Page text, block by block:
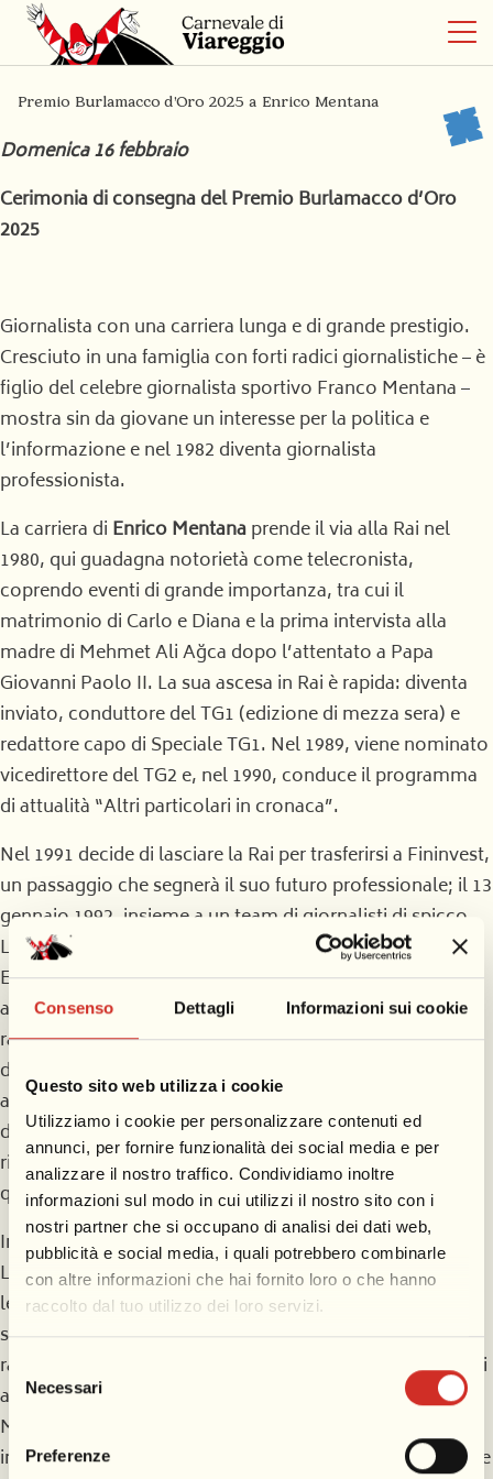
Consenso Dettagli Informazioni sui cookie
Questo sito web utilizza i cookie
Utilizziamo i cookie per personalizzare contenuti ed
annunci, per fornire funzionalità dei social media e per
analizzare il nostro traffico. Condividiamo inoltre
informazioni sul modo in cui utilizzi il nostro sito con i
nostri partner che si occupano di analisi dei dati web,
pubblicità e social media, i quali potrebbero combinarle
con altre informazioni che hai fornito loro o che hanno
raccolto dal tuo utilizzo dei loro servizi.
Selezione
delNecessari
Preferenze
Premio Burlamacco d’Oro 2025 a Enrico Mentana
Domenica 16 febbraio
Cerimonia di consegna del Premio Burlamacco d’Oro
2025
Giornalista con una carriera lunga e di grande prestigio.
Cresciuto in una famiglia con forti radici giornalistiche – è
figlio del celebre giornalista sportivo Franco Mentana –
mostra sin da giovane un interesse per la politica e
l’informazione e nel 1982 diventa giornalista
professionista.
La carriera di Enrico Mentanaprende il via alla Rai nel
1980, qui guadagna notorietà come telecronista,
coprendo eventi di grande importanza, tra cui il
matrimonio di Carlo e Diana e la prima intervista alla
madre di Mehmet Ali Ağca dopo l’attentato a Papa
Giovanni Paolo II. La sua ascesa in Rai è rapida: diventa
inviato, conduttore del TG1 (edizione di mezza sera) e
redattore capo di Speciale TG1. Nel 1989, viene nominato
vicedirettore del TG2 e, nel 1990, conduce il programma
di attualità “Altri particolari in cronaca”.
Nel 1991 decide di lasciare la Rai per trasferirsi a Fininvest,
un passaggio che segnerà il suo futuro professionale; il 13
gennaio 1992, insieme a un team di giornalisti di spicco,
Lamberto Sposini, Cristina Parodi, Clemente J. Mimum,
Emilio Carelli e Cesara Buonamici fonda il TG5. A soli 36
anni, è direttore del neonato TG che sotto la sua guida
raggiunge ascolti stratosferici, superando anche il TG1 in
diverse occasioni. L’appeal del TG5 è tale che riesce ad
attrarre oltre sette milioni di telespettatori. Mentana si
distingue per la sua capacità di gestire notizie di grande
rilevanza, come la morte del giudice Giovanni Falcone e
quella di Paolo Borsellino.
In seguito a una crisi, nel 2010 diventa direttore del TG
LA7, consolidando ulteriormente la sua posizione di
leader nel panorama dell’informazione italiana. Sotto la
sua direzione, il TG LA7 riscuote un grosso successo,
raggiungendo ascolti record e distinguendosi per l’analisi
approfondita di temi politici nazionali e internazionali.
Mentana si rende poi protagonista di maratone
informative durante eventi di rilevanza significativa, come